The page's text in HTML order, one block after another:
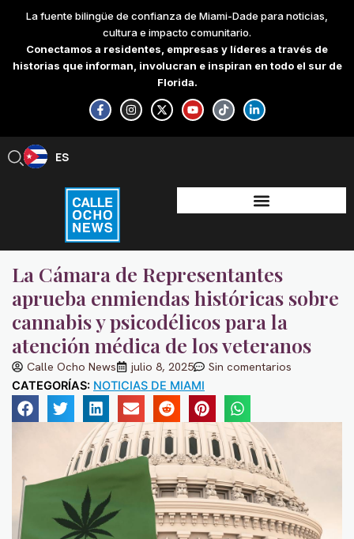
content
La fuente bilingüe de confianza de Miami-Dade para noticias,
cultura e impacto comunitario.
Conectamos a residentes, empresas y líderes a través de
historias que informan, involucran e inspiran en todo el sur de
Florida.
F
a
c
e
-
f
I
n
s
t
X
-
t
w
Y
o
u
t
T
i
k
t
L
i
n
k
-
i
n
ES
EN
La Cámara de Representantes
aprueba enmiendas históricas sobre
cannabis y psicodélicos para la
atención médica de los veteranos
Calle Ocho News julio 8, 2025 Sin comentarios
CATEGORÍAS: NOTICIAS DE MIAMI